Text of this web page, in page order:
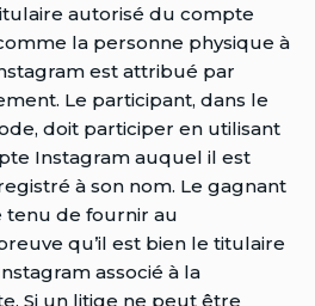
autorisé du compte
la personne physique à
est attribué par
Le participant, dans le
doit participer en utilisant
Instagram auquel il est
à son nom. Le gagnant
de fournir au
qu’il est bien le titulaire
associé à la
Si un litige ne peut être